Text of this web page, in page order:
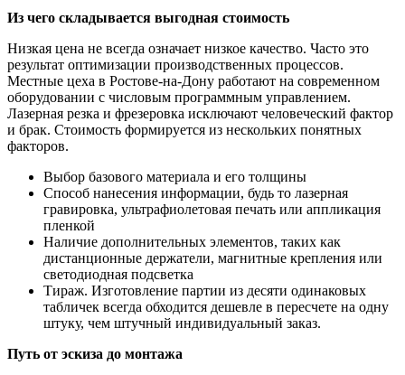
Из чего складывается выгодная стоимость
Низкая цена не всегда означает низкое качество. Часто это
результат оптимизации производственных процессов.
Местные цеха в Ростове-на-Дону работают на современном
оборудовании с числовым программным управлением.
Лазерная резка и фрезеровка исключают человеческий фактор
и брак. Стоимость формируется из нескольких понятных
факторов.
Выбор базового материала и его толщины
Способ нанесения информации, будь то лазерная
гравировка, ультрафиолетовая печать или аппликация
пленкой
Наличие дополнительных элементов, таких как
дистанционные держатели, магнитные крепления или
светодиодная подсветка
Тираж. Изготовление партии из десяти одинаковых
табличек всегда обходится дешевле в пересчете на одну
штуку, чем штучный индивидуальный заказ.
Путь от эскиза до монтажа